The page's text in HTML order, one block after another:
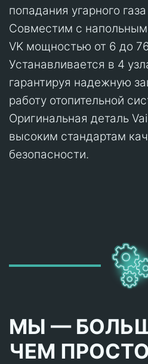
попадания угарного
Совместим с
VK мощностью от 6 до
Устанавливается в 4
гарантируя надежную
работу отопительной
Оригинальная деталь
высоким стандартам
безопасности.
МЫ —
ЧЕМ